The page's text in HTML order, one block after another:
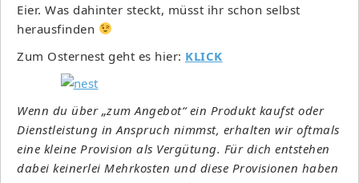
Eier. Was dahinter steckt, müsst ihr schon selbst
herausfinden
Zum Osternest geht es hier: KLICK
Wenn du über „zum Angebot“ ein Produkt kaufst oder
Dienstleistung in Anspruch nimmst, erhalten wir oftmals
eine kleine Provision als Vergütung. Für dich entstehen
dabei keinerlei Mehrkosten und diese Provisionen haben